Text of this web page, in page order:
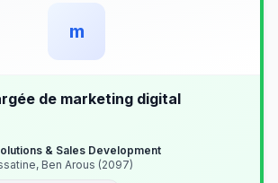
m
de marketing digital
& Sales Development
Ben Arous (2097)